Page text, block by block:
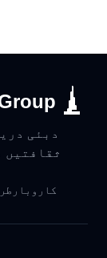
دبئی
ثقافتیں
کاروبار